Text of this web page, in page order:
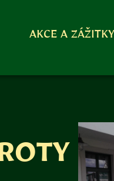
AKCE A ZÁŽITKY